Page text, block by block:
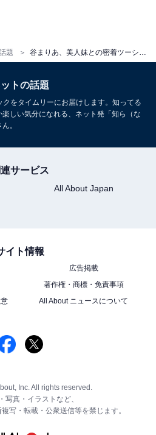
題
トの話題
をタイムリーにお届けします。知ってる
しい気分になれる、ネット発「知ら（な
。
サービス
All About Japan
イト情報
広告掲載
著作権・商標・免責事項
All About ニュースについて
Inc. All rights reserved.
写真・イラストなど、
写・転載・公衆送信等を禁じます。